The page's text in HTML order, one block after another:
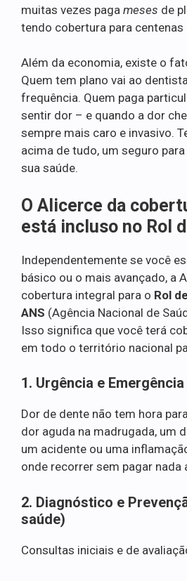
muitas vezes paga meses de
tendo cobertura para
Além da economia, existe o
Quem tem plano vai ao
frequência. Quem paga
sentir dor – e quando a dor
sempre mais caro e invasivo.
acima de tudo, um seguro
sua saúde.
O Alicerce da
está incluso no Rol
Independentemente se você
básico ou o mais avançado, a
cobertura integral para o Rol
ANS (Agência Nacional de
Isso significa que você terá
em todo o território nacional
1. Urgência e Emergência
Dor de dente não tem hora
dor aguda na madrugada, um
um acidente ou uma
onde recorrer sem pagar nada
2. Diagnóstico e
saúde)
Consultas iniciais e de